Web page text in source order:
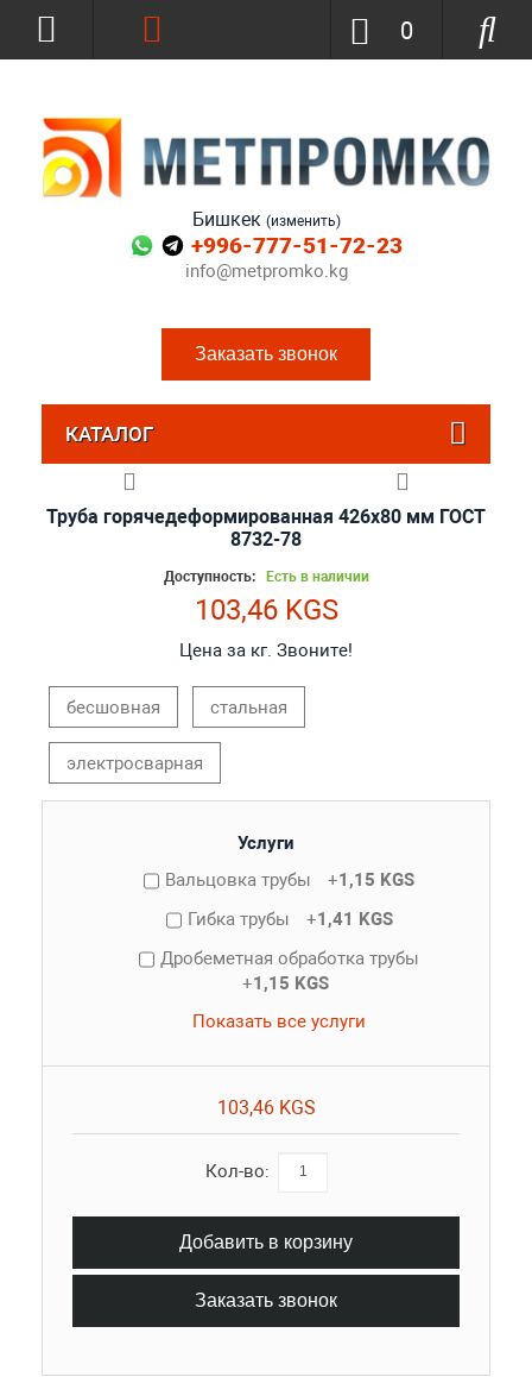
Бишкек (изменить)
+996-777-51-72-23
info@metpromko.kg
Заказать звонок
0
КАТАЛОГ
Труба горячедеформированная 426х80 мм ГОСТ
8732-78
Доступность: Есть в наличии
103,46 KGS
Цена за кг. Звоните!
бесшовная стальная
электросварная
Услуги
Вальцовка трубы
+1,15 KGS
Гибка трубы
+1,41 KGS
Дробеметная обработка трубы
+1,15 KGS
Показать все услуги
103,46 KGS
Кол-во:
Добавить в корзину
Заказать звонок